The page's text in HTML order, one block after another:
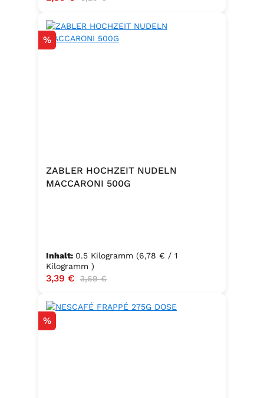
Rabatt
%
ZABLER HOCHZEIT NUDELN
MACCARONI 500G
Inhalt: 0.5 Kilogramm (6,78 € / 1
Kilogramm )
Verkaufspreis:
3,39 € Regulärer Preis:
3,69 €
Rabatt
%